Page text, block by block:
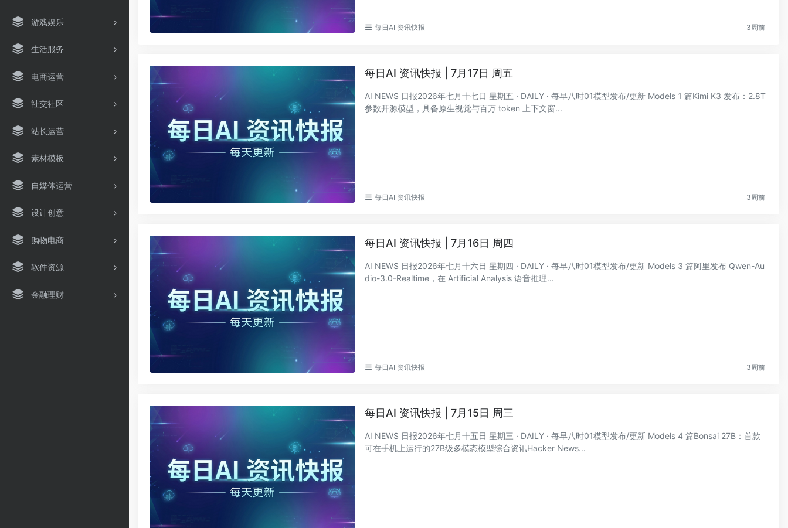
游戏娱乐
生活服务
电商运营
社交社区
站长运营
素材模板
自媒体运营
设计创意
购物电商
软件资源
金融理财
每日AI 资讯快报 3周前
每日AI 资讯快报 | 7月17日 周五
AI NEWS 日报2026年七月十七日 星期五 · DAILY · 每早八时01模型发布/更新 Models 1 篇Kimi K3 发布：2.8T
参数开源模型，具备原生视觉与百万 token 上下文窗...
每日AI 资讯快报 3周前
每日AI 资讯快报 | 7月16日 周四
AI NEWS 日报2026年七月十六日 星期四 · DAILY · 每早八时01模型发布/更新 Models 3 篇阿里发布 Qwen-Au
dio-3.0-Realtime，在 Artificial Analysis 语音推理...
每日AI 资讯快报 3周前
每日AI 资讯快报 | 7月15日 周三
AI NEWS 日报2026年七月十五日 星期三 · DAILY · 每早八时01模型发布/更新 Models 4 篇Bonsai 27B：首款
可在手机上运行的27B级多模态模型综合资讯Hacker News...